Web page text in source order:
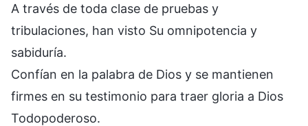
A través de toda clase de pruebas y
tribulaciones, han visto Su omnipotencia y
sabiduría.
Confían en la palabra de Dios y se mantienen
firmes en su testimonio para traer gloria a Dios
Todopoderoso.